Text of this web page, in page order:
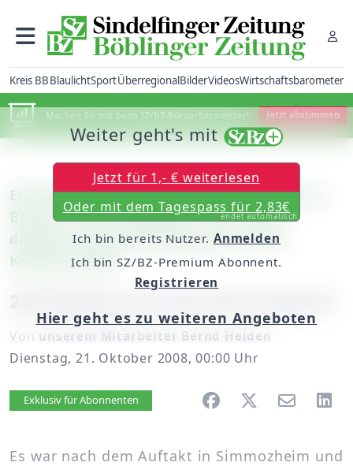
Kreis BBBlaulichtSportÜberregionalBilderVideosWirtschaftsbarometer
Machen Sie mit beim SZ/BZ-Bürgerbarometer! Jetzt abstimmen
Ehningen: Clemens König leitete Carmina
Burana in der Festhalle / Toni Scholl
dirigiert das Abschlusskonzert in der
Kongresshalle
Von unserem Mitarbeiter Bernd Heiden
Dienstag, 21. Oktober 2008, 00:00 Uhr
Artikel vorlesen
Exklusiv für Abonnenten
Es war nach dem Auftakt in Simmozheim und
Weiter geht's mit
Jetzt für 1,- € weiterlesen
Oder mit dem Tagespass für 2,83€
endet automatisch
Ich bin bereits Nutzer. Anmelden
Ich bin SZ/BZ-Premium Abonnent.
Registrieren
Hier geht es zu weiteren Angeboten